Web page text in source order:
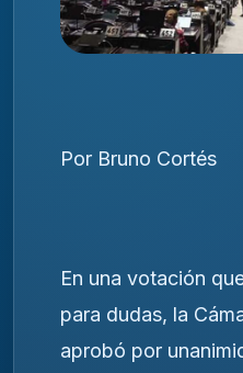
Por Bruno Cortés
En una votación
para dudas, la
aprobó por